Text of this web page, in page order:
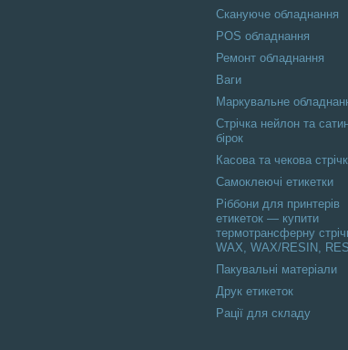
Скануюче обладнання
POS обладнання
Ремонт обладнання
Ваги
Маркувальне
Стрічка нейлон та
бірок
Касова та чекова
Самоклеючі етикетки
Ріббони для принтерів
етикеток — купити
термотрансферну
WAX, WAX/RESIN,
Пакувальні матеріали
Друк етикеток
Рації для складу